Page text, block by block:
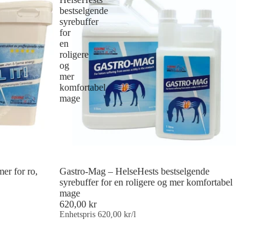
for ro,
bestselgende
syrebuffer
for
en
roligere
og
mer
komfortabel
mage
Gastro-Mag – HelseHests bestselgende
syrebuffer for en roligere og mer komfortabel
mage
620,00 kr
Enhetspris 620,00 kr/l